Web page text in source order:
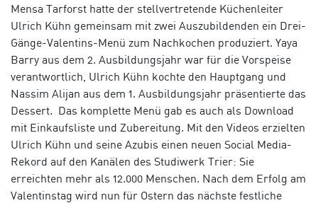
Mensa Tarforst hatte der stellvertretende Küchenleiter
Ulrich Kühn gemeinsam mit zwei Auszubildenden ein Drei-
Gänge-Valentins-Menü zum Nachkochen produziert. Yaya
Barry aus dem 2. Ausbildungsjahr war für die Vorspeise
verantwortlich, Ulrich Kühn kochte den Hauptgang und
Nassim Alijan aus dem 1. Ausbildungsjahr präsentierte das
Dessert. Das komplette Menü gab es auch als Download
mit Einkaufsliste und Zubereitung. Mit den Videos erzielten
Ulrich Kühn und seine Azubis einen neuen Social Media-
Rekord auf den Kanälen des Studiwerk Trier: Sie
erreichten mehr als 12.000 Menschen. Nach dem Erfolg am
Valentinstag wird nun für Ostern das nächste festliche